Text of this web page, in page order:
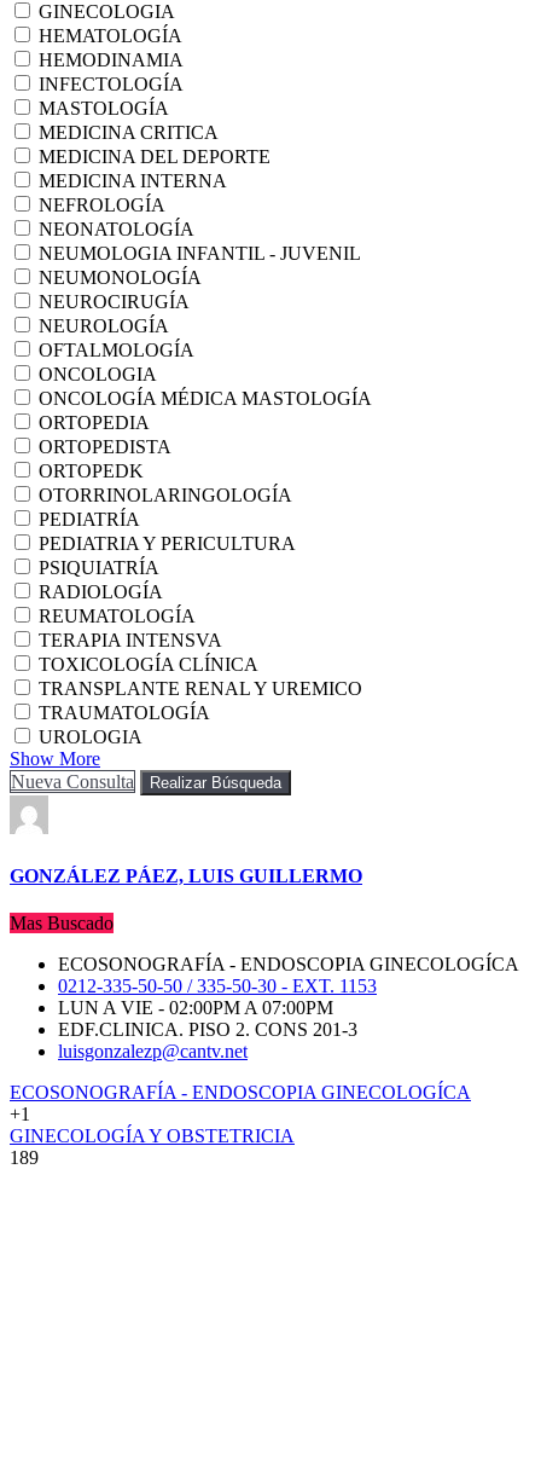
GINECOLOGIA
HEMATOLOGÍA
HEMODINAMIA
INFECTOLOGÍA
MASTOLOGÍA
MEDICINA CRITICA
MEDICINA DEL DEPORTE
MEDICINA INTERNA
NEFROLOGÍA
NEONATOLOGÍA
NEUMOLOGIA INFANTIL - JUVENIL
NEUMONOLOGÍA
NEUROCIRUGÍA
NEUROLOGÍA
OFTALMOLOGÍA
ONCOLOGIA
ONCOLOGÍA MÉDICA MASTOLOGÍA
ORTOPEDIA
ORTOPEDISTA
ORTOPEDK
OTORRINOLARINGOLOGÍA
PEDIATRÍA
PEDIATRIA Y PERICULTURA
PSIQUIATRÍA
RADIOLOGÍA
REUMATOLOGÍA
TERAPIA INTENSVA
TOXICOLOGÍA CLÍNICA
TRANSPLANTE RENAL Y UREMICO
TRAUMATOLOGÍA
UROLOGIA
Show More
Nueva Consulta
Realizar Búsqueda
GONZÁLEZ PÁEZ, LUIS GUILLERMO
Mas Buscado
ECOSONOGRAFÍA - ENDOSCOPIA GINECOLOGÍCA
0212-335-50-50 / 335-50-30 - EXT. 1153
LUN A VIE - 02:00PM A 07:00PM
EDF.CLINICA. PISO 2. CONS 201-3
luisgonzalezp@cantv.net
ECOSONOGRAFÍA - ENDOSCOPIA GINECOLOGÍCA
+1
GINECOLOGÍA Y OBSTETRICIA
189